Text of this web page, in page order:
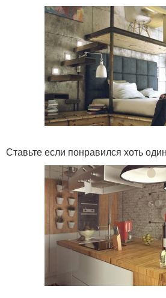
Ставьте если понравился хоть